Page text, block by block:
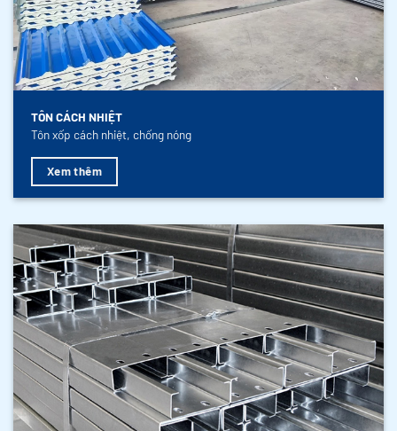
TÔN CÁCH NHIỆT
Tôn xốp cách nhiệt, chống nóng
Xem thêm